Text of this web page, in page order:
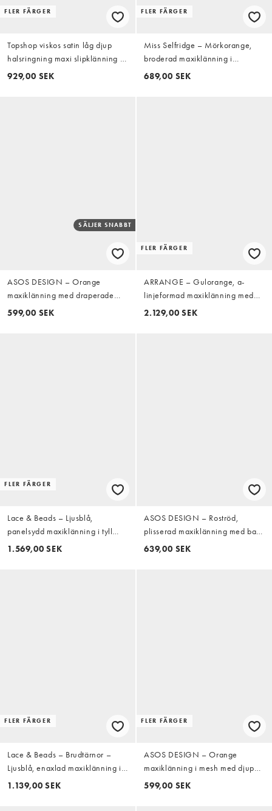
FLER FÄRGER
Topshop viskos satin låg djup
halsringning maxi slipklänning i
orange
929,00 SEK
FLER FÄRGER
Miss Selfridge – Mörkorange,
broderad maxiklänning i
milkmaid-modell
689,00 SEK
SÄLJER SNABBT
ASOS DESIGN – Orange
maxiklänning med draperade
blusärmar
599,00 SEK
FLER FÄRGER
ARRANGE – Gulorange, a-
linjeformad maxiklänning med
blusärmar, knytning vid halsen
2.129,00 SEK
FLER FÄRGER
Lace & Beads – Ljusblå,
panelsydd maxiklänning i tyll
med bandeau-ringning
1.569,00 SEK
ASOS DESIGN – Roströd,
plisserad maxiklänning med bara
axlar och rynkning
639,00 SEK
FLER FÄRGER
Lace & Beads – Brudtärnor –
Ljusblå, enaxlad maxiklänning i
tyll med figursydd midja
1.139,00 SEK
FLER FÄRGER
ASOS DESIGN – Orange
maxiklänning i mesh med djup
urringning och indragen detalj
599,00 SEK